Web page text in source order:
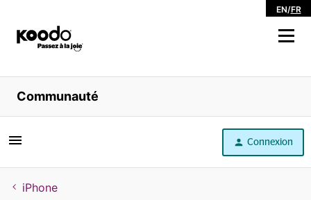
EN/FR
Magasiner
Libre service
Aide
Communauté
Connexion
iPhone